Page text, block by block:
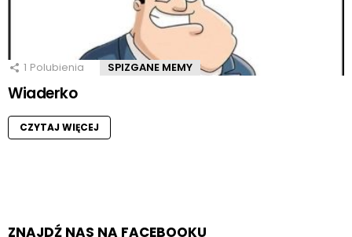
1 Polubienia SPIZGANE MEMY
Wiaderko
CZYTAJ WIĘCEJ
ZNAJDŹ NAS NA FACEBOOKU